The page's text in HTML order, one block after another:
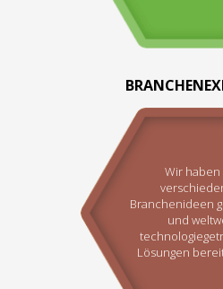
Wir haben
Branchenideen
und
Lösungen